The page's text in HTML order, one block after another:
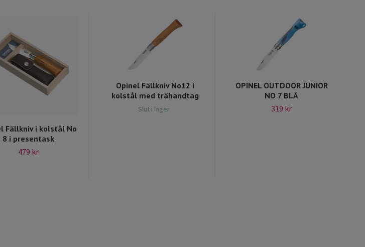
Fällkniv i kolstål No
8 i presentask
479 kr
Opinel Fällkniv No12 i
kolstål med trähandtag
Slut i lager
OPINEL OUTDOOR JUNIOR
NO 7 BLÅ
319 kr